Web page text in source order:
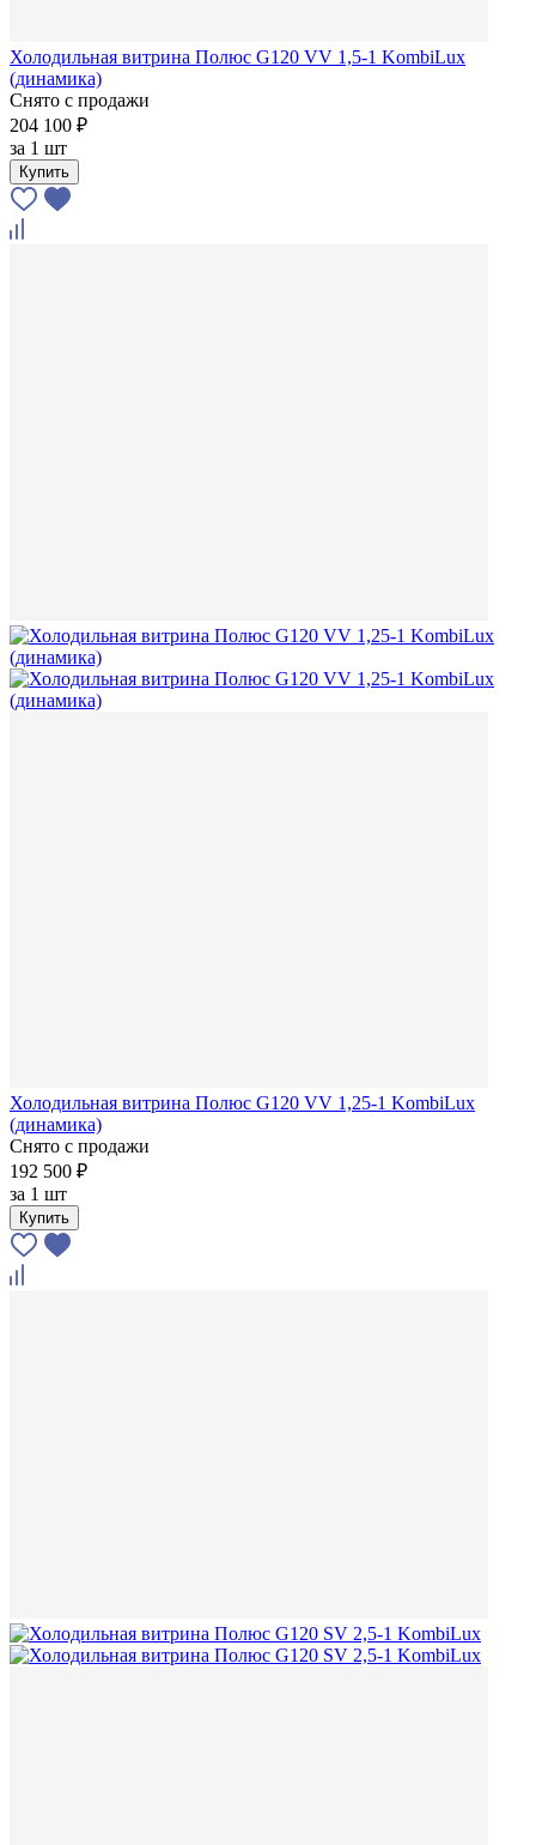
Холодильная витрина Полюс G120 VV 1,5-1 KombiLux
(динамика)
Снято с продажи
204 100 ₽
за 1 шт
Купить
Холодильная витрина Полюс G120 VV 1,25-1 KombiLux
(динамика)
Снято с продажи
192 500 ₽
за 1 шт
Купить